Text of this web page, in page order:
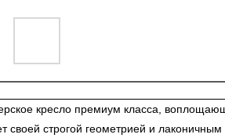
кресло премиум класса,
своей строгой геометрией и